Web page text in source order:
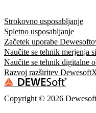
Strokovno usposabljanje
Spletno usposabljanje
Začetek uporabe
Naučite se tehnik merjenja
Naučite se tehnik digitalne
Razvoj razširitev
Copyright © 2026